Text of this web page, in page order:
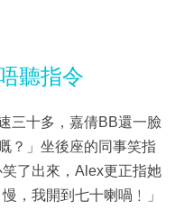
聽指令
三十多，嘉倩BB還一臉
？」坐後座的同事笑指
了出來，Alex更正指她
，我開到七十喇喎﹗」